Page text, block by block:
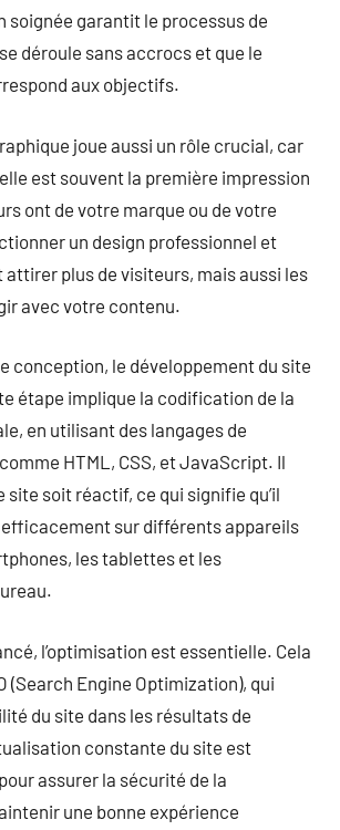
soignée garantit le processus de
déroule sans accrocs et que le
aux objectifs.
joue aussi un rôle crucial, car
est souvent la première impression
ont de votre marque ou de votre
un design professionnel et
plus de visiteurs, mais aussi les
avec votre contenu.
conception, le développement du site
étape implique la codification de la
en utilisant des langages de
HTML, CSS, et JavaScript. Il
site soit réactif, ce qui signifie qu’il
sur différents appareils
les tablettes et les
l’optimisation est essentielle. Cela
(Search Engine Optimization), qui
du site dans les résultats de
constante du site est
assurer la sécurité de la
une bonne expérience